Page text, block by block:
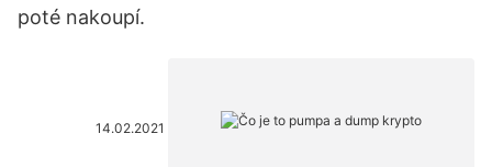
poté nakoupí.
14.02.2021